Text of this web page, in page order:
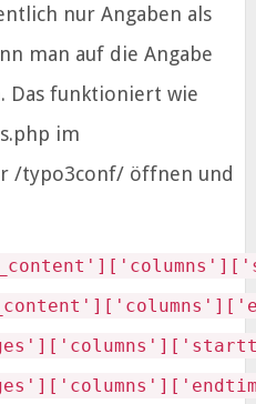
nur Angaben als
man auf die Angabe
Das funktioniert wie
im
/typo3conf/ öffnen und